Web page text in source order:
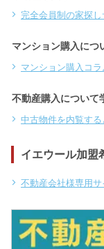
完全会員制の家探し
マンション購入につ
マンション購入コラ
不動産購入について
中古物件を内覧す
イエウール加盟
不動産会社様専用サ